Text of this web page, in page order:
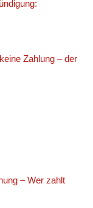
Zahlung – der
– Wer zahlt